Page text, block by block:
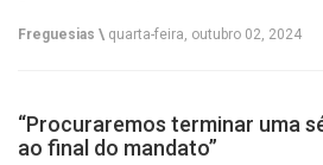
Freguesias \ quarta-feira, outubro 02, 2024
“Procuraremos terminar uma
ao final do mandato”